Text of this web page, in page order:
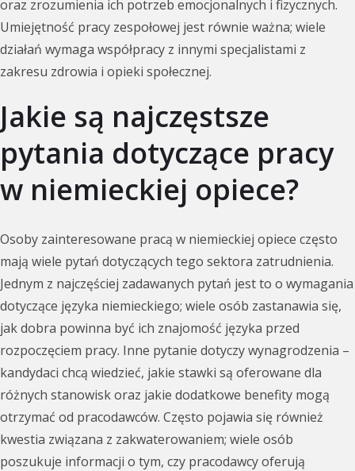
oraz zrozumienia ich potrzeb emocjonalnych i fizycznych.
Umiejętność pracy zespołowej jest równie ważna; wiele
działań wymaga współpracy z innymi specjalistami z
zakresu zdrowia i opieki społecznej.
Jakie są najczęstsze
pytania dotyczące pracy
w niemieckiej opiece?
Osoby zainteresowane pracą w niemieckiej opiece często
mają wiele pytań dotyczących tego sektora zatrudnienia.
Jednym z najczęściej zadawanych pytań jest to o wymagania
dotyczące języka niemieckiego; wiele osób zastanawia się,
jak dobra powinna być ich znajomość języka przed
rozpoczęciem pracy. Inne pytanie dotyczy wynagrodzenia –
kandydaci chcą wiedzieć, jakie stawki są oferowane dla
różnych stanowisk oraz jakie dodatkowe benefity mogą
otrzymać od pracodawców. Często pojawia się również
kwestia związana z zakwaterowaniem; wiele osób
poszukuje informacji o tym, czy pracodawcy oferują